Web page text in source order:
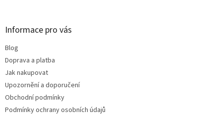
Informace pro vás
Blog
Doprava a platba
Jak nakupovat
Upozornění a doporučení
Obchodní podmínky
Podmínky ochrany osobních údajů